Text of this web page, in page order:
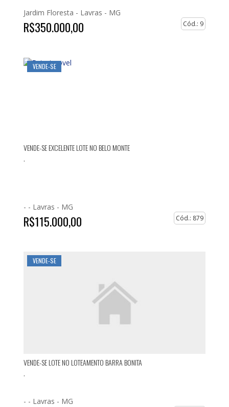
Jardim Floresta - Lavras - MG
R$350.000,00 Cód.: 9
VENDE-SE
VENDE-SE EXCELENTE LOTE NO BELO MONTE
.
- - Lavras - MG
R$115.000,00 Cód.: 879
VENDE-SE
VENDE-SE LOTE NO LOTEAMENTO BARRA BONITA
.
- - Lavras - MG